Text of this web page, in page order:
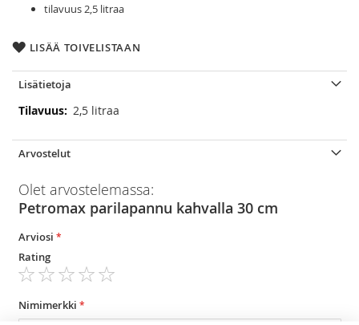
tilavuus 2,5 litraa
LISÄÄ TOIVELISTAAN
Lisätietoja
Lisätietoja 2,5 litraa
Arvostelut
Olet arvostelemassa:
Petromax parilapannu kahvalla 30 cm
Arviosi
Rating
star
stars
stars
stars
stars
Nimimerkki